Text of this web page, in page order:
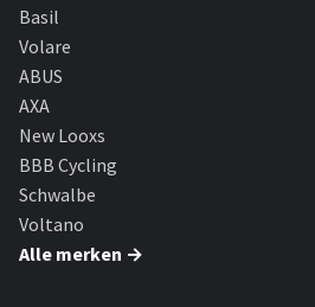
Basil
Volare
ABUS
AXA
New Looxs
BBB Cycling
Schwalbe
Voltano
Alle merken →